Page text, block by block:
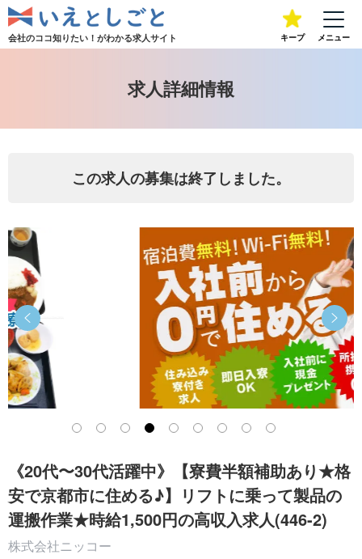
会社のココ知りたい！がわかる求人サイト キープ メニュー
求人詳細情報
この求人の募集は終了しました。
《20代〜30代活躍中》【寮費半額補助あり★格
安で京都市に住める♪】リフトに乗って製品の
運搬作業★時給1,500円の高収入求人(446-2)
株式会社ニッコー